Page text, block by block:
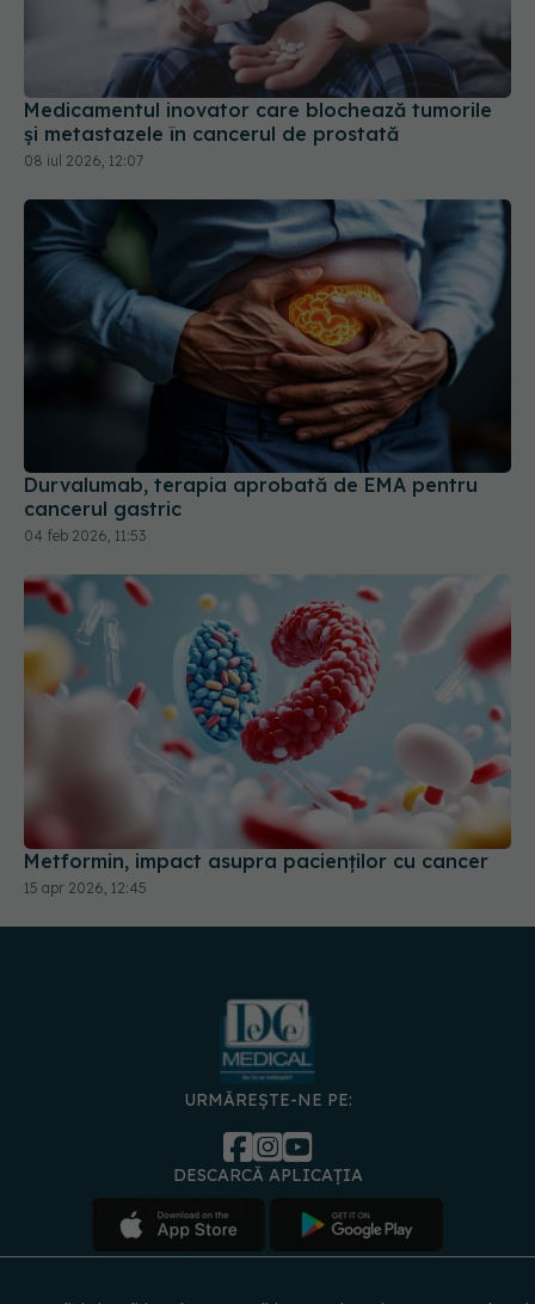
Medicamentul inovator care blochează tumorile
și metastazele în cancerul de prostată
08 iul 2026, 12:07
Durvalumab, terapia aprobată de EMA pentru
cancerul gastric
04 feb 2026, 11:53
Metformin, impact asupra pacienților cu cancer
15 apr 2026, 12:45
URMĂREȘTE-NE PE:
DESCARCĂ APLICAȚIA